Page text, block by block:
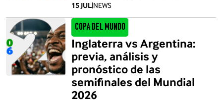
15 JUL|NEWS
Copa del Mundo
Inglaterra vs Argentina:
previa, análisis y
pronóstico de las
semifinales del Mundial
2026